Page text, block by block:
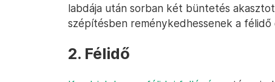
labdája után sorban két büntetés
szépítésben reménykedhessenek a félidő
2. Félidő